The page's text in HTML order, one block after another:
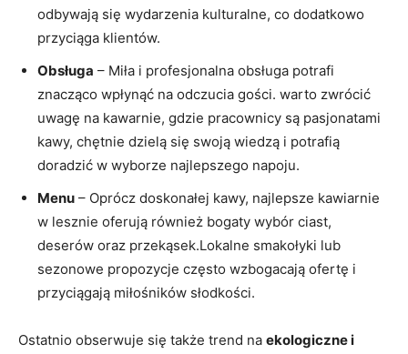
odbywają się wydarzenia kulturalne, co dodatkowo
przyciąga klientów.
Obsługa – Miła i profesjonalna obsługa potrafi
znacząco wpłynąć na odczucia gości. warto zwrócić
uwagę na kawarnie, gdzie pracownicy są pasjonatami
kawy, chętnie dzielą się swoją wiedzą i potrafią
doradzić w wyborze najlepszego napoju.
Menu – Oprócz doskonałej kawy, najlepsze kawiarnie
w lesznie oferują również bogaty wybór ciast,
deserów oraz przekąsek.Lokalne smakołyki lub
sezonowe propozycje często wzbogacają ofertę i
przyciągają miłośników słodkości.
Ostatnio obserwuje się także trend na ekologiczne i